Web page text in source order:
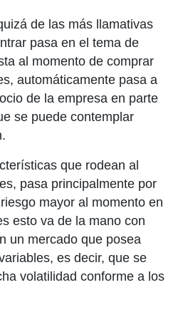
de las más llamativas
pasa en el tema de
al momento de comprar
automáticamente pasa a
de la empresa en parte
se puede contemplar
que rodean al
pasa principalmente por
mayor al momento en
esto va de la mano con
un mercado que posea
es decir, que se
volatilidad conforme a los